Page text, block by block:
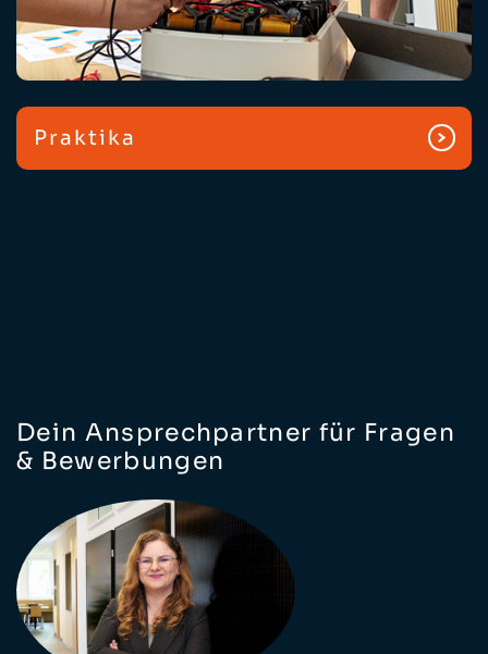
Praktika
Dein Ansprechpartner für Fragen
& Bewerbungen